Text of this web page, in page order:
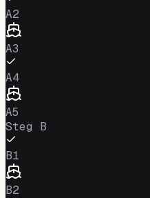
A2
A3
A4
A5
Steg B
B1
B2